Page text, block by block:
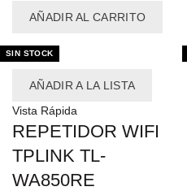
AÑADIR AL CARRITO
SIN STOCK
AÑADIR A LA LISTA
Vista Rápida
REPETIDOR WIFI
TPLINK TL-
WA850RE